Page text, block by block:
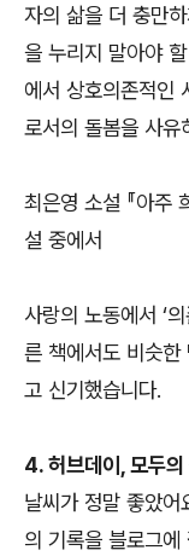
자의 삶을 더 충만
을 누리지 말아야
에서 상호의존적인
로서의 돌봄을 사
최은영 소설 『아주
설 중에서
사랑의 노동에서 ‘
른 책에서도 비슷한
고 신기했습니다.
4. 허브데이, 모두의
날씨가 정말 좋았
의 기록을 블로그에